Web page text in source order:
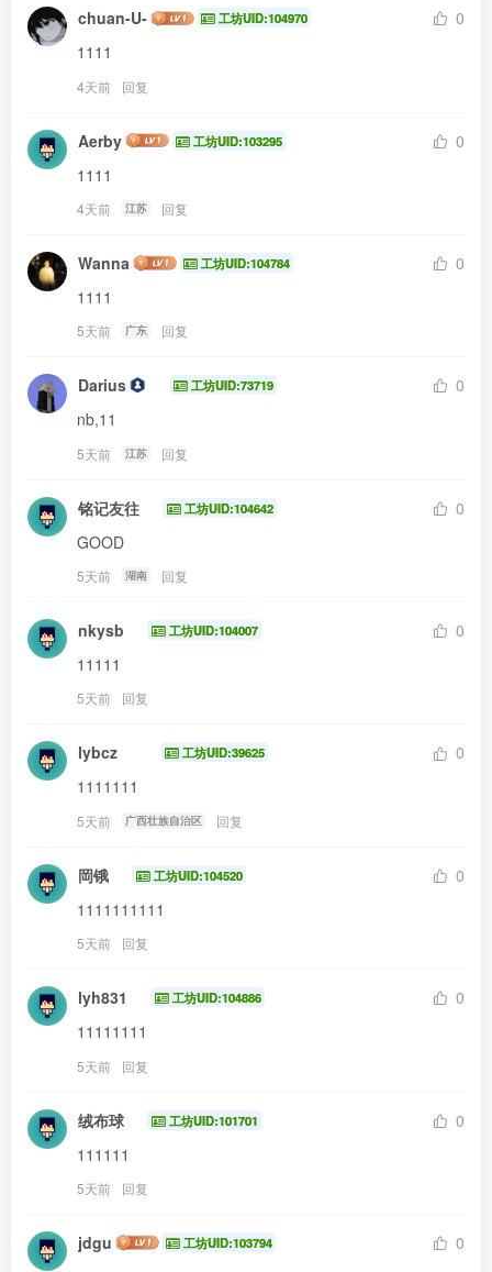
chuan-U- 工坊UID:104970
0
1111
4天前 回复
Aerby 工坊UID:103295
0
1111
4天前 江苏 回复
Wanna 工坊UID:104784
0
1111
5天前 广东 回复
Darius 工坊UID:73719
0
nb,11
5天前 江苏 回复
铭记友往 工坊UID:104642
0
GOOD
5天前 湖南 回复
nkysb 工坊UID:104007
0
11111
5天前 回复
lybcz 工坊UID:39625
0
1111111
5天前 广西壮族自治区 回复
岡锇 工坊UID:104520
0
1111111111
5天前 回复
lyh831 工坊UID:104886
0
11111111
5天前 回复
绒布球 工坊UID:101701
0
111111
5天前 回复
jdgu 工坊UID:103794
0